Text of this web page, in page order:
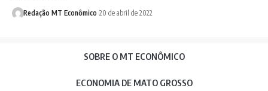
Redação MT Econômico 20 de abril de 2022
SOBRE O MT ECONÔMICO
ECONOMIA DE MATO GROSSO